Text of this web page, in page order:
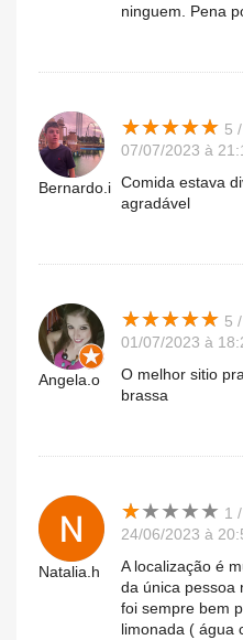
ninguem. Pena
Bernardo.i
★★★★★
★★★★★ 5
07/07/2023 à
Comida estava
agradável
Angela.o
★★★★★
★★★★★ 5
01/07/2023 à
O melhor sitio
brassa
Natalia.h
★★★★★
★★★★★ 1
24/06/2023 à
A localização é
da única pessoa
foi sempre bem
limonada ( água